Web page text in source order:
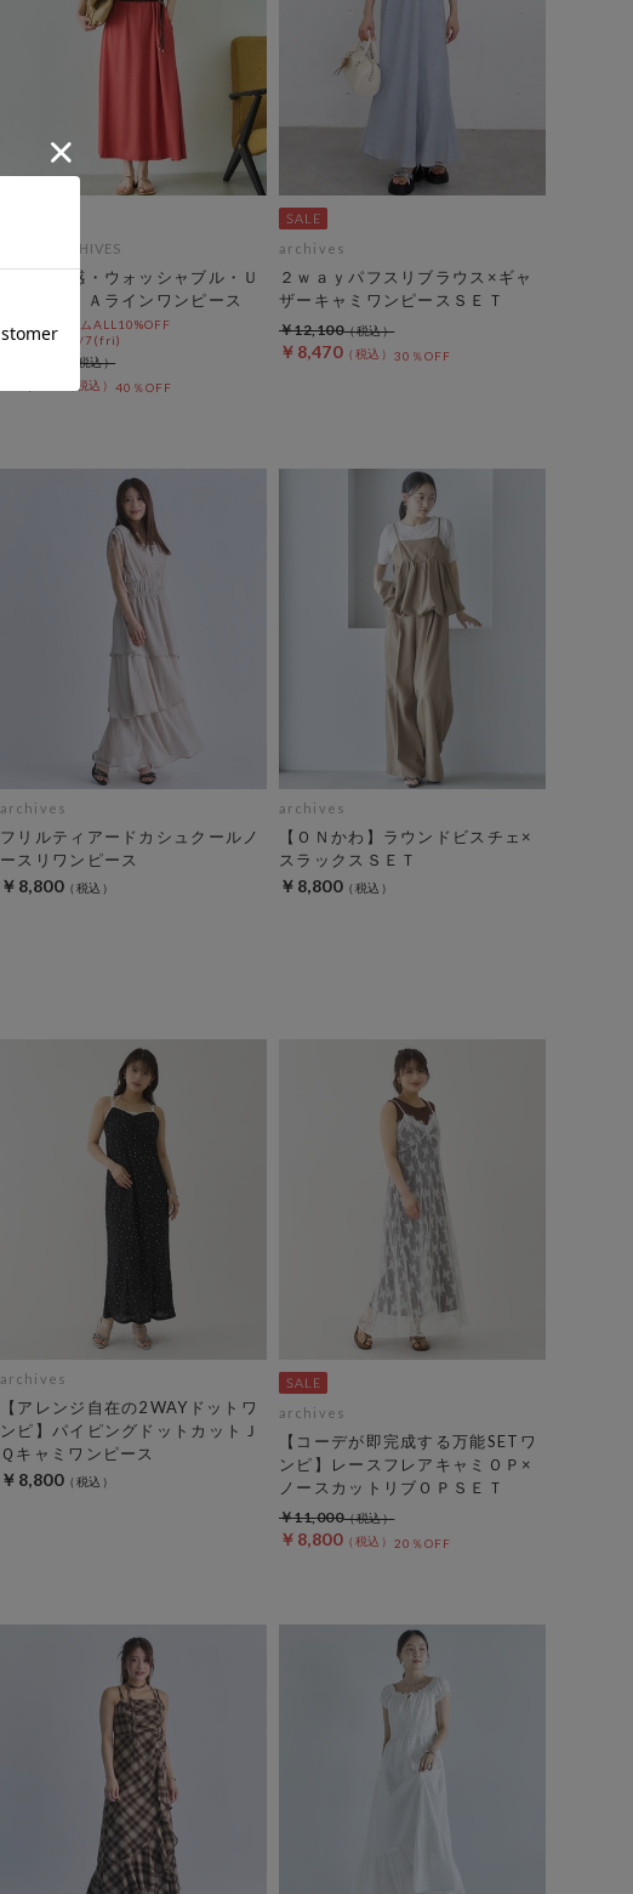
DOUX ARCHIVES
【接触冷感・ウォッシャブル・Ｕ
Ｖカット】Ａラインワンピース
セールアイテムALL10%OFF
8/3(mon)~8/7(fri)
40％OFF
archives
２ｗａｙパフスリブラウス×ギャ
ザーキャミワンピースＳＥＴ
￥8,470 30％OFF
￥12,100
archives
フリルティアードカシュクールノ
ースリワンピース
￥8,800
archives
【ＯＮかわ】ラウンドビスチェ×
スラックスＳＥＴ
￥8,800
archives
【アレンジ自在の2WAYドットワ
ンピ】パイピングドットカットＪ
Ｑキャミワンピース
￥8,800
archives
【コーデが即完成する万能SETワ
ンピ】レースフレアキャミＯＰ×
ノースカットリブＯＰＳＥＴ
￥8,800 20％OFF
￥11,000